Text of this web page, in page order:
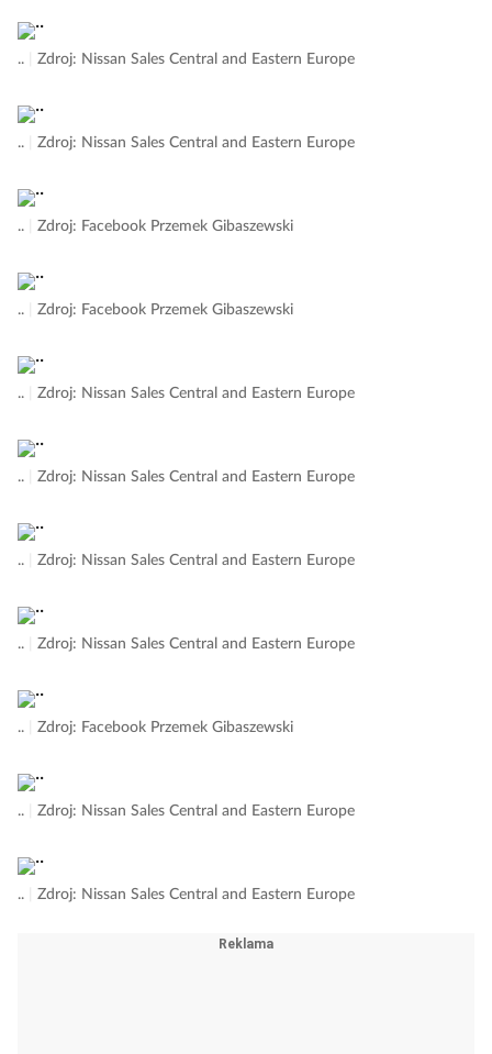
.. Zdroj: Nissan Sales Central and Eastern Europe
.. Zdroj: Nissan Sales Central and Eastern Europe
.. Zdroj: Facebook Przemek Gibaszewski
.. Zdroj: Facebook Przemek Gibaszewski
.. Zdroj: Nissan Sales Central and Eastern Europe
.. Zdroj: Nissan Sales Central and Eastern Europe
.. Zdroj: Nissan Sales Central and Eastern Europe
.. Zdroj: Nissan Sales Central and Eastern Europe
.. Zdroj: Facebook Przemek Gibaszewski
.. Zdroj: Nissan Sales Central and Eastern Europe
.. Zdroj: Nissan Sales Central and Eastern Europe